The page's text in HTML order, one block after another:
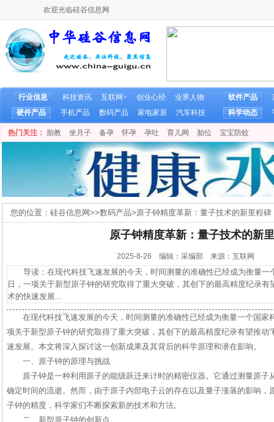
欢迎光临硅谷信息网
行业信息 科技资讯 互联网+ 创业心经
业界人物
硬件产品
手机产品 数码产品 家电家居 汽车科技
软件产品
科学动态
热门关注： 胎教 坐月子 备孕 怀孕 孕吐 育儿网 胎位 宝宝防蚊
您的位置： 硅谷信息网>>数码产品>原子钟精度革新：量子技术的新里程碑
原子钟精度革新：量子技术的新
2025-8-26 编辑：采编部 来源：互联网
导读：在现代科技飞速发展的今天，时间测量的准确性已经成为衡量一
日，一项关于新型原子钟的研究取得了重大突破，其创下的最高精度纪录有
术的快速发展...
在现代科技飞速发展的今天，时间测量的准确性已经成为衡量一个国家
项关于新型原子钟的研究取得了重大突破，其创下的最高精度纪录有望推动
速发展。本文将深入探讨这一创新成果及其背后的科学原理和潜在影响。
一、原子钟的原理与挑战
原子钟是一种利用原子的能级跃迁来计时的精密仪器。它通过测量原子
确定时间的流逝。然而，由于原子内部电子云的存在以及量子涨落的影响，
子钟的精度，科学家们不断探索新的技术和方法。
二、新型原子钟的创新点